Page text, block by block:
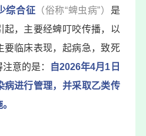
综合征 （俗称“蜱虫病”） 是
起，主要经蜱叮咬传播，以
要临床表现，起病急，致死
意的是：
自2026年4月1日
病进行管理，并采取乙类传